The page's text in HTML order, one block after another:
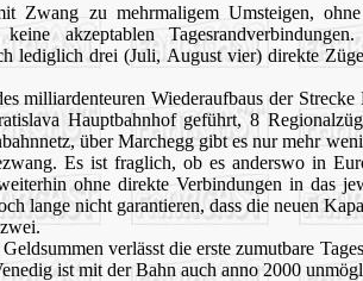
Zwang zu mehrmaligem Umsteigen,
akzeptablen
lediglich drei (Juli, August vier) direkte
milliardenteuren Wiederaufbaus der
Hauptbahnhof geführt, 8
über Marchegg gibt es nur mehr
Es ist fraglich, ob es anderswo in
ohne direkte Verbindungen in das
lange nicht garantieren, dass die neuen
verlässt die erste zumutbare
ist mit der Bahn auch anno 2000